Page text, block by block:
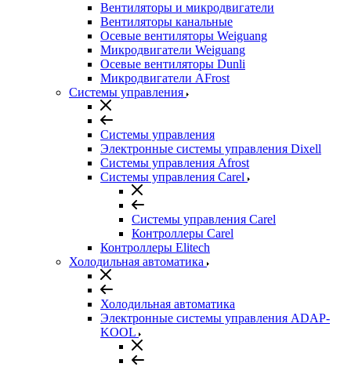
Вентиляторы и микродвигатели
Вентиляторы канальные
Осевые вентиляторы Weiguang
Микродвигатели Weiguang
Осевые вентиляторы Dunli
Микродвигатели AFrost
Системы управления
Системы управления
Электронные системы управления Dixell
Системы управления Afrost
Системы управления Carel
Системы управления Carel
Контроллеры Carel
Контроллеры Elitech
Холодильная автоматика
Холодильная автоматика
Электронные системы управления ADAP-
KOOL